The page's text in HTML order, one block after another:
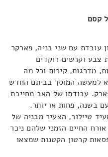
קסם
עובדת עם שני בניה, פארקר
צבע וקרשים רוקדים
מדרגות, קירות וכל מה
למעשה המוסך בביתם החדש
עבודתו של האב מחייבת
בשנה, פחות או יותר.
טיילור, הצעיר מבניה של
אורח החיים הזמני שלהם ניכר
קרטון הקטנות שמצאו